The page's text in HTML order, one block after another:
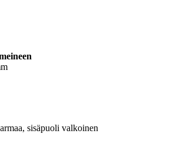
sisäpuoli valkoinen